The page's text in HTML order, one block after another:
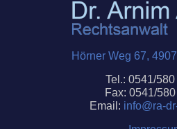
Hörner Weg 67,
Tel.: 0541/
Fax: 0541/
Email: info@ra-